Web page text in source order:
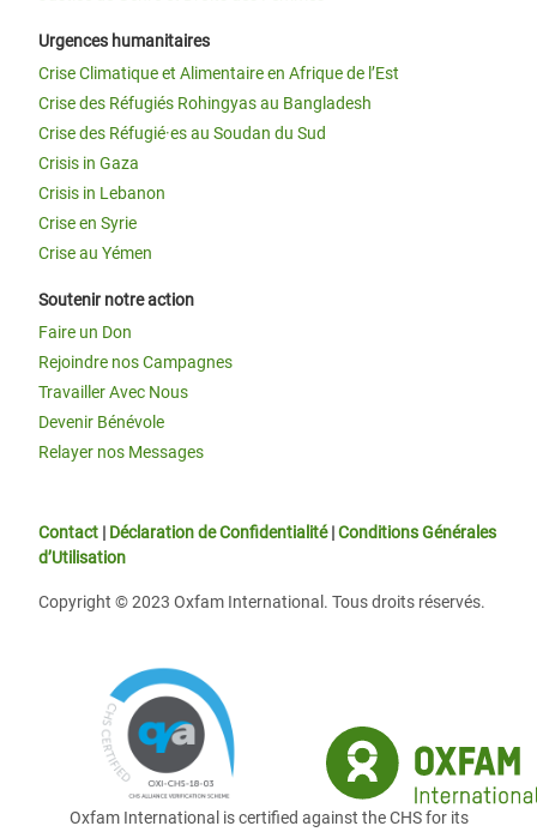
Urgences humanitaires
Crise Climatique et Alimentaire en Afrique de l’Est
Crise des Réfugiés Rohingyas au Bangladesh
Crise des Réfugié·es au Soudan du Sud
Crisis in Gaza
Crisis in Lebanon
Crise en Syrie
Crise au Yémen
Soutenir notre action
Faire un Don
Rejoindre nos Campagnes
Travailler Avec Nous
Devenir Bénévole
Relayer nos Messages
Contact | Déclaration de Confidentialité|Conditions Générales
d’Utilisation
Copyright © 2023 Oxfam International. Tous droits réservés.
Oxfam International is certified against the CHS for its